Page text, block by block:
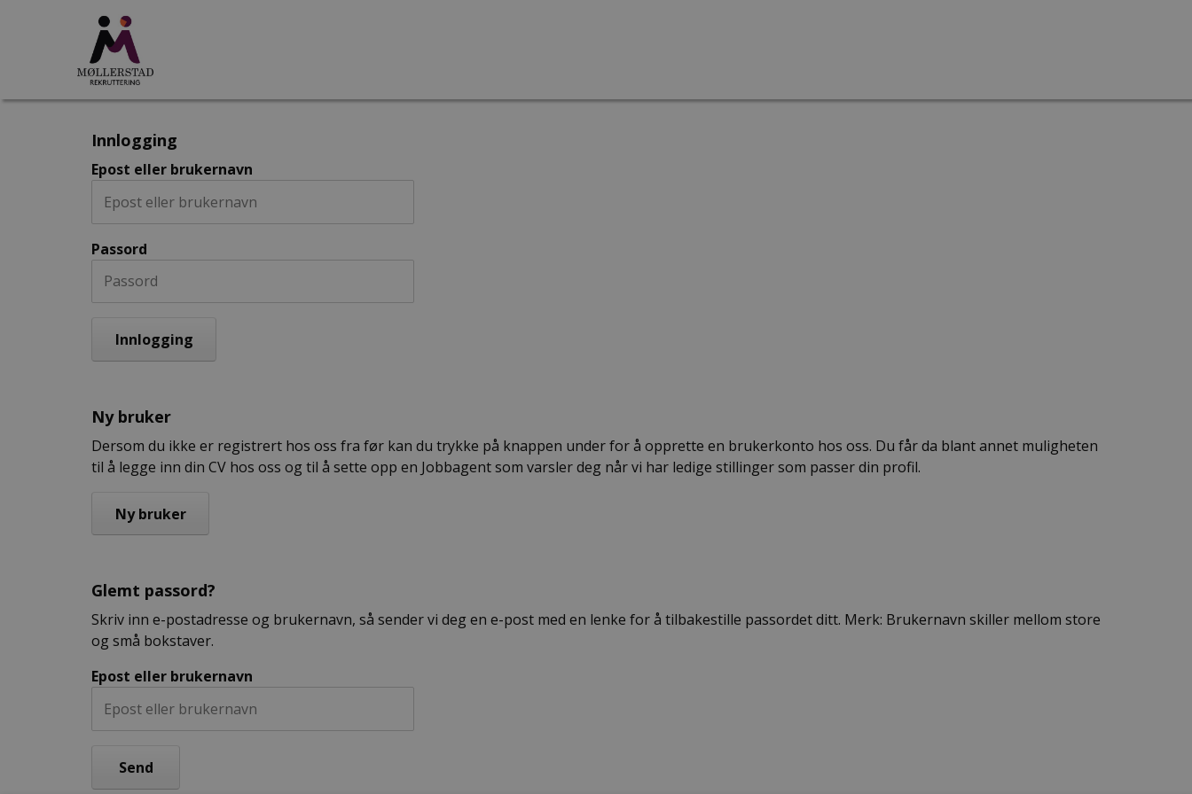
Innlogging
Epost eller brukernavn
Passord
Ny bruker
Dersom du ikke er registrert hos oss fra før kan du trykke på knappen under for å opprette en brukerkonto hos oss. Du får da blant annet muligheten
til å legge inn din CV hos oss og til å sette opp en Jobbagent som varsler deg når vi har ledige stillinger som passer din profil.
Glemt passord?
Skriv inn e-postadresse og brukernavn, så sender vi deg en e-post med en lenke for å tilbakestille passordet ditt. Merk: Brukernavn skiller mellom store
og små bokstaver.
Epost eller brukernavn